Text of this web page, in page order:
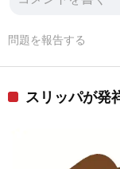
問題を報告する
スリッパが発